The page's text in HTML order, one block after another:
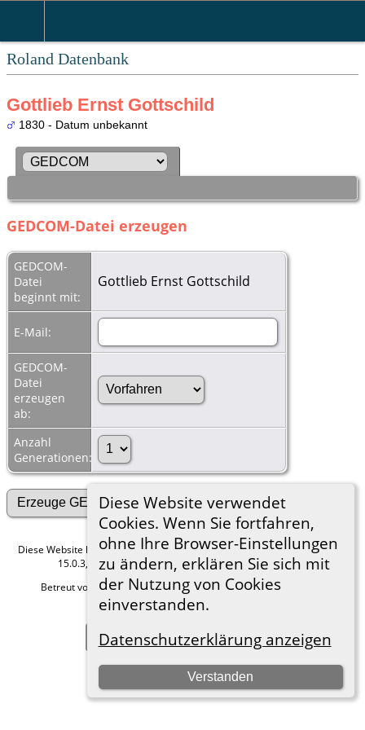
Roland Datenbank
Diese Website verwendet
Cookies. Wenn Sie fortfahren,
ohne Ihre Browser-Einstellungen
zu ändern, erklären Sie sich mit
der Nutzung von Cookies
einverstanden.
Datenschutzerklärung anzeigen
Verstanden
Gottlieb Ernst Gottschild
1830 - Datum unbekannt
GEDCOM-Datei erzeugen
GEDCOM-
Datei
beginnt mit:
Gottlieb Ernst Gottschild
E-Mail:
GEDCOM-
Datei
erzeugen
ab:
Anzahl
Generationen:
Diese Website läuft mitThe Next Generation of Genealogy Sitebuilding
15.0.3, programmiert von Darrin Lythgoe © 2001-2026.
Betreut von
Roland zu Dortmund e.V.. | Datenschutzerklärung
Hier geht es zum Impressum
Zur Desktop-Webseite wechseln